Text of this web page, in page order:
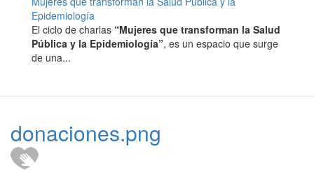
Epidemiología
El ciclo de charlas “Mujeres que transforman la Salud
Pública y la Epidemiología”, es un espacio que surge
de una...
donaciones.png